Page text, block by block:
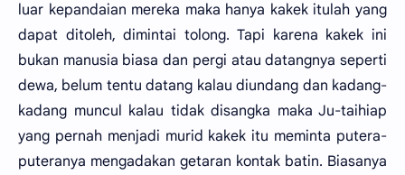
luar kepandaian mereka maka hanya kakek itulah yang
dapat ditoleh, dimintai tolong. Tapi karena kakek ini
bukan manusia biasa dan pergi atau datangnya seperti
dewa, belum tentu datang kalau diundang dan kadang-
kadang muncul kalau tidak disangka maka Ju-taihiap
yang pernah menjadi murid kakek itu meminta putera-
puteranya mengadakan getaran kontak batin. Biasanya